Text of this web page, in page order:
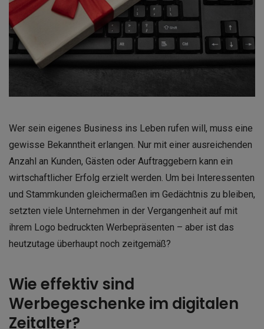
Wer sein eigenes Business ins Leben rufen will, muss eine
gewisse Bekanntheit erlangen. Nur mit einer ausreichenden
Anzahl an Kunden, Gästen oder Auftraggebern kann ein
wirtschaftlicher Erfolg erzielt werden. Um bei Interessenten
und Stammkunden gleichermaßen im Gedächtnis zu bleiben,
setzten viele Unternehmen in der Vergangenheit auf mit
ihrem Logo bedruckten Werbepräsenten – aber ist das
heutzutage überhaupt noch zeitgemäß?
Wie effektiv sind
Werbegeschenke im digitalen
Zeitalter?